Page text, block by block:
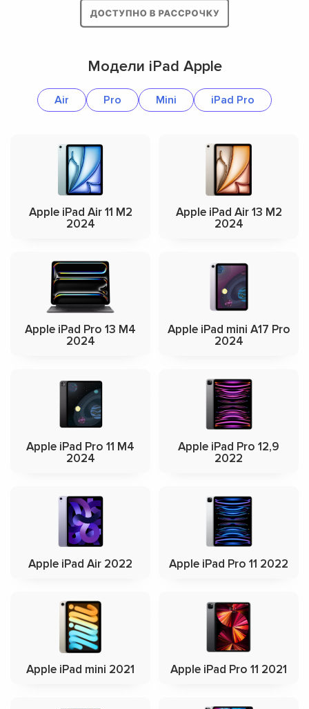
Модели iPad Apple
Air Pro Mini iPad Pro
Apple iPad Air 11 M2
2024
Apple iPad Air 13 M2
2024
Apple iPad Pro 13 M4
2024
Apple iPad mini A17 Pro
2024
Apple iPad Pro 11 M4
2024
Apple iPad Pro 12,9
2022
Apple iPad Air 2022 Apple iPad Pro 11 2022
Apple iPad mini 2021 Apple iPad Pro 11 2021